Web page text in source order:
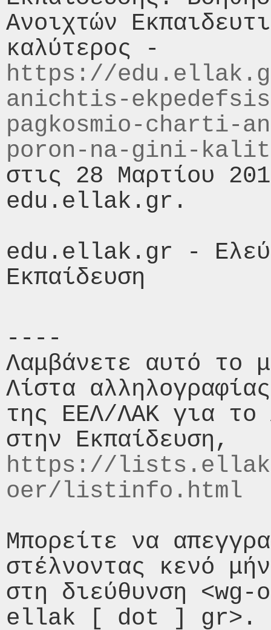
Ανοιχτών
https://
anichtis-
pagkosmio-charti-
poron-na-gini-
στις 28 Μαρτίου
edu.ellak.gr.
edu.ellak.gr -
----
Λαμβάνετε αυτό το
Λίστα
της ΕΕΛ/ΛΑΚ για το
https://
oer/listinfo.html
Μπορείτε να
στέλνοντας κενό
στη διεύθυνση